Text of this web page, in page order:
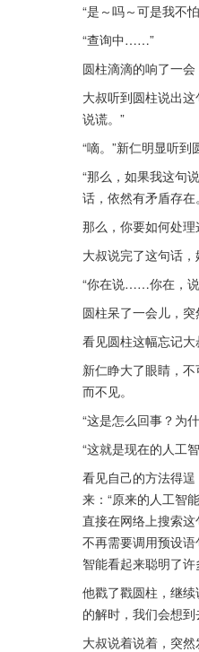
“是～吗～可是我不
“查询中……”
圆柱滴滴的响了一
大叔听到圆柱说出
说谎。”
“嘀。”新仁明显听到
“那么，如果我这句
话，依然有矛盾存在。
那么，你要如何处理
大叔说完了这句话，
“你在说……你在，
圆柱呆了一会儿，
看见圆柱这幅忘记
新仁睁大了眼睛，
而不见。
“这是怎么回事？为
“这就是现在的人工
看见自己的方法得
来：“原来的人工智
直接在网络上搜索
不再需要调用预设
智能看起来聪明了许
他戳了戳圆柱，继
的解时，我们会想
大叔说着说着，突